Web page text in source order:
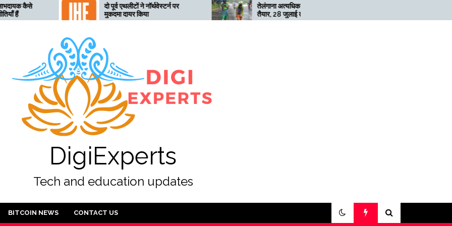
दो पूर्व एथलीटों ने नॉर्थवेस्टर्न पर
मुकदमा दायर किया
तेलंगाना अत्यधिक भारी बारिश के लिए
तैयार, 28 जुलाई तक ‘रेड’ अलर्ट जारी
हुई तो खनन लाभदायक नहीं है
DigiExperts
Tech and education updates
BITCOIN NEWS CONTACT US